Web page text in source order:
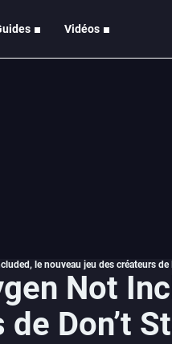
Vidéos
le nouveau jeu des créateurs de
Not
Don’t